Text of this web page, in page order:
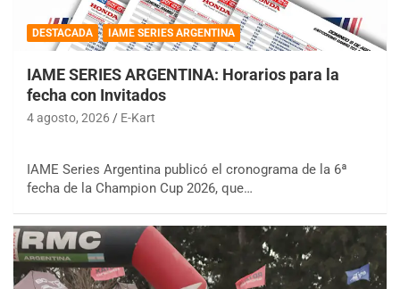
DESTACADA IAME SERIES ARGENTINA
IAME SERIES ARGENTINA: Horarios para la
fecha con Invitados
4 agosto, 2026 E-Kart
IAME Series Argentina publicó el cronograma de la 6ª
fecha de la Champion Cup 2026, que…